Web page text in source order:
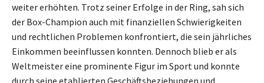
weiter erhöhten. Trotz seiner Erfolge in der Ring, sah sich
der Box-Champion auch mit finanziellen Schwierigkeiten
und rechtlichen Problemen konfrontiert, die sein jährliches
Einkommen beeinflussen konnten. Dennoch blieb er als
Weltmeister eine prominente Figur im Sport und konnte
durch seine etablierten Geschäftsbeziehungen und